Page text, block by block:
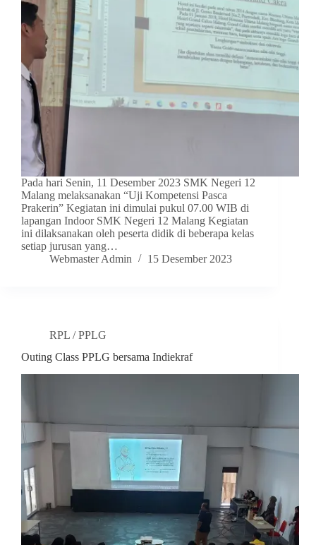
Pada hari Senin, 11 Desember 2023 SMK Negeri 12
Malang melaksanakan “Uji Kompetensi Pasca
Prakerin” Kegiatan ini dimulai pukul 07.00 WIB di
lapangan Indoor SMK Negeri 12 Malang Kegiatan
ini dilaksanakan oleh peserta didik di beberapa kelas
setiap jurusan yang…
Webmaster Admin
15 Desember 2023
RPL / PPLG
Outing Class PPLG bersama Indiekraf